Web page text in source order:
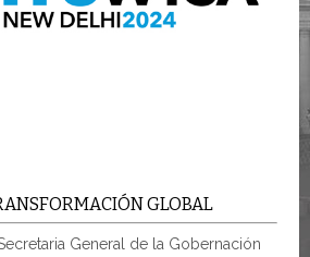
GLOBAL
General de la Gobernación